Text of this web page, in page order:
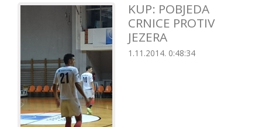
KUP: POBJEDA
CRNICE PROTIV
JEZERA
1.11.2014. 0:48:34